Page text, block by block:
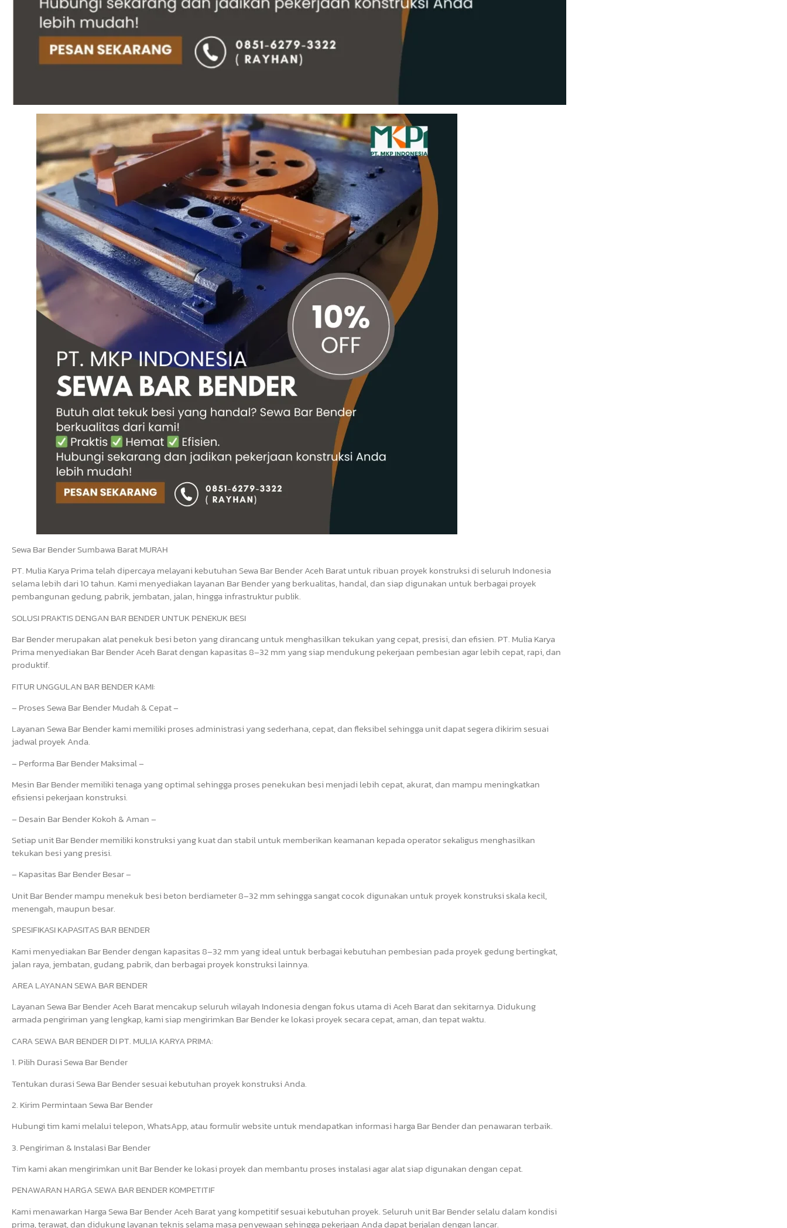
Sewa Bar Bender Sumbawa Barat MURAH
PT. Mulia Karya Prima telah dipercaya melayani kebutuhan Sewa Bar Bender Aceh Barat untuk ribuan proyek konstruksi di seluruh Indonesia
selama lebih dari 10 tahun. Kami menyediakan layanan Bar Bender yang berkualitas, handal, dan siap digunakan untuk berbagai proyek
pembangunan gedung, pabrik, jembatan, jalan, hingga infrastruktur publik.
SOLUSI PRAKTIS DENGAN BAR BENDER UNTUK PENEKUK BESI
Bar Bender merupakan alat penekuk besi beton yang dirancang untuk menghasilkan tekukan yang cepat, presisi, dan efisien. PT. Mulia Karya
Prima menyediakan Bar Bender Aceh Barat dengan kapasitas 8–32 mm yang siap mendukung pekerjaan pembesian agar lebih cepat, rapi, dan
produktif.
FITUR UNGGULAN BAR BENDER KAMI:
– Proses Sewa Bar Bender Mudah & Cepat –
Layanan Sewa Bar Bender kami memiliki proses administrasi yang sederhana, cepat, dan fleksibel sehingga unit dapat segera dikirim sesuai
jadwal proyek Anda.
– Performa Bar Bender Maksimal –
Mesin Bar Bender memiliki tenaga yang optimal sehingga proses penekukan besi menjadi lebih cepat, akurat, dan mampu meningkatkan
efisiensi pekerjaan konstruksi.
– Desain Bar Bender Kokoh & Aman –
Setiap unit Bar Bender memiliki konstruksi yang kuat dan stabil untuk memberikan keamanan kepada operator sekaligus menghasilkan
tekukan besi yang presisi.
– Kapasitas Bar Bender Besar –
Unit Bar Bender mampu menekuk besi beton berdiameter 8–32 mm sehingga sangat cocok digunakan untuk proyek konstruksi skala kecil,
menengah, maupun besar.
SPESIFIKASI KAPASITAS BAR BENDER
Kami menyediakan Bar Bender dengan kapasitas 8–32 mm yang ideal untuk berbagai kebutuhan pembesian pada proyek gedung bertingkat,
jalan raya, jembatan, gudang, pabrik, dan berbagai proyek konstruksi lainnya.
AREA LAYANAN SEWA BAR BENDER
Layanan Sewa Bar Bender Aceh Barat mencakup seluruh wilayah Indonesia dengan fokus utama di Aceh Barat dan sekitarnya. Didukung
armada pengiriman yang lengkap, kami siap mengirimkan Bar Bender ke lokasi proyek secara cepat, aman, dan tepat waktu.
CARA SEWA BAR BENDER DI PT. MULIA KARYA PRIMA:
1. Pilih Durasi Sewa Bar Bender
Tentukan durasi Sewa Bar Bender sesuai kebutuhan proyek konstruksi Anda.
2. Kirim Permintaan Sewa Bar Bender
Hubungi tim kami melalui telepon, WhatsApp, atau formulir website untuk mendapatkan informasi harga Bar Bender dan penawaran terbaik.
3. Pengiriman & Instalasi Bar Bender
Tim kami akan mengirimkan unit Bar Bender ke lokasi proyek dan membantu proses instalasi agar alat siap digunakan dengan cepat.
PENAWARAN HARGA SEWA BAR BENDER KOMPETITIF
Kami menawarkan Harga Sewa Bar Bender Aceh Barat yang kompetitif sesuai kebutuhan proyek. Seluruh unit Bar Bender selalu dalam kondisi
prima, terawat, dan didukung layanan teknis selama masa penyewaan sehingga pekerjaan Anda dapat berjalan dengan lancar.